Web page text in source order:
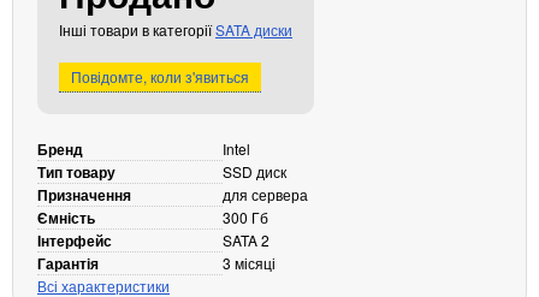
Кабелі та роз'єми
Аксесуари
Павербанки
Кабелі, роз'єми, перехідники
Аксесуари для ноутбуків
Акумулятори
Зовнішні блоки живлення
Інші товари в категоріїSATA диски
Повідомте, коли з'явиться
Бренд Intel
Тип товару SSD диск
Призначення для сервера
Ємність 300 Гб
Інтерфейс SATA 2
Гарантія
3 місяці
Всі характеристики